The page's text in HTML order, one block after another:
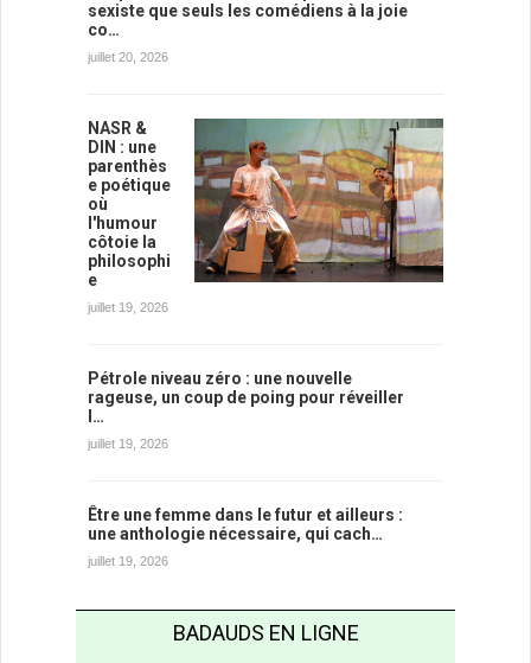
sexiste que seuls les comédiens à la joie
co…
juillet 20, 2026
NASR &
DIN : une
parenthès
e poétique
où
l'humour
côtoie la
philosophi
e
juillet 19, 2026
Pétrole niveau zéro : une nouvelle
rageuse, un coup de poing pour réveiller
l…
juillet 19, 2026
Être une femme dans le futur et ailleurs :
une anthologie nécessaire, qui cach…
juillet 19, 2026
BADAUDS EN LIGNE